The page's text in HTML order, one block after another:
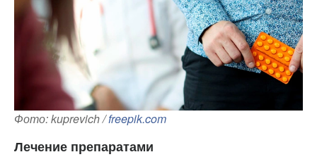
Фото: kuprevich /freepik.com
Лечение препаратами